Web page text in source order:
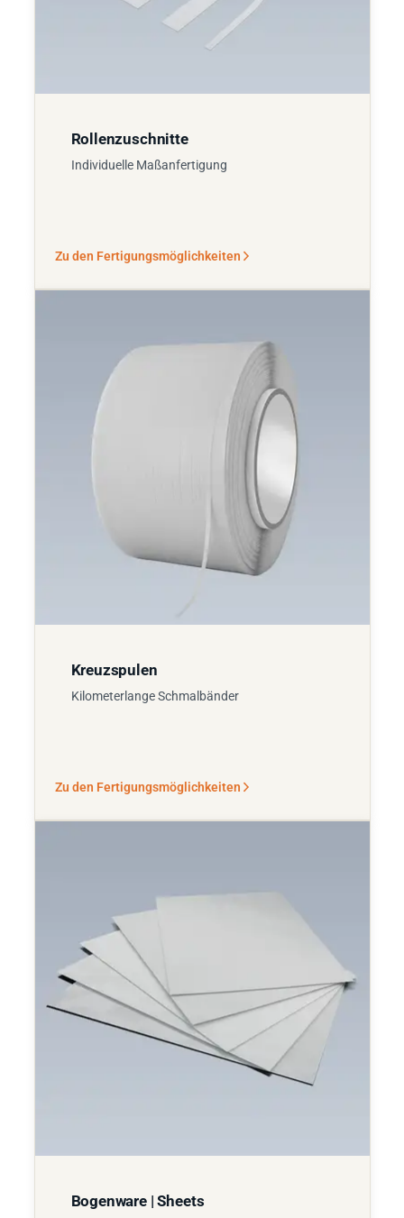
Rollenzuschnitte
Individuelle Maßanfertigung
Zu den Fertigungsmöglichkeiten
Kreuzspulen
Kilometerlange Schmalbänder
Zu den Fertigungsmöglichkeiten
Bogenware | Sheets